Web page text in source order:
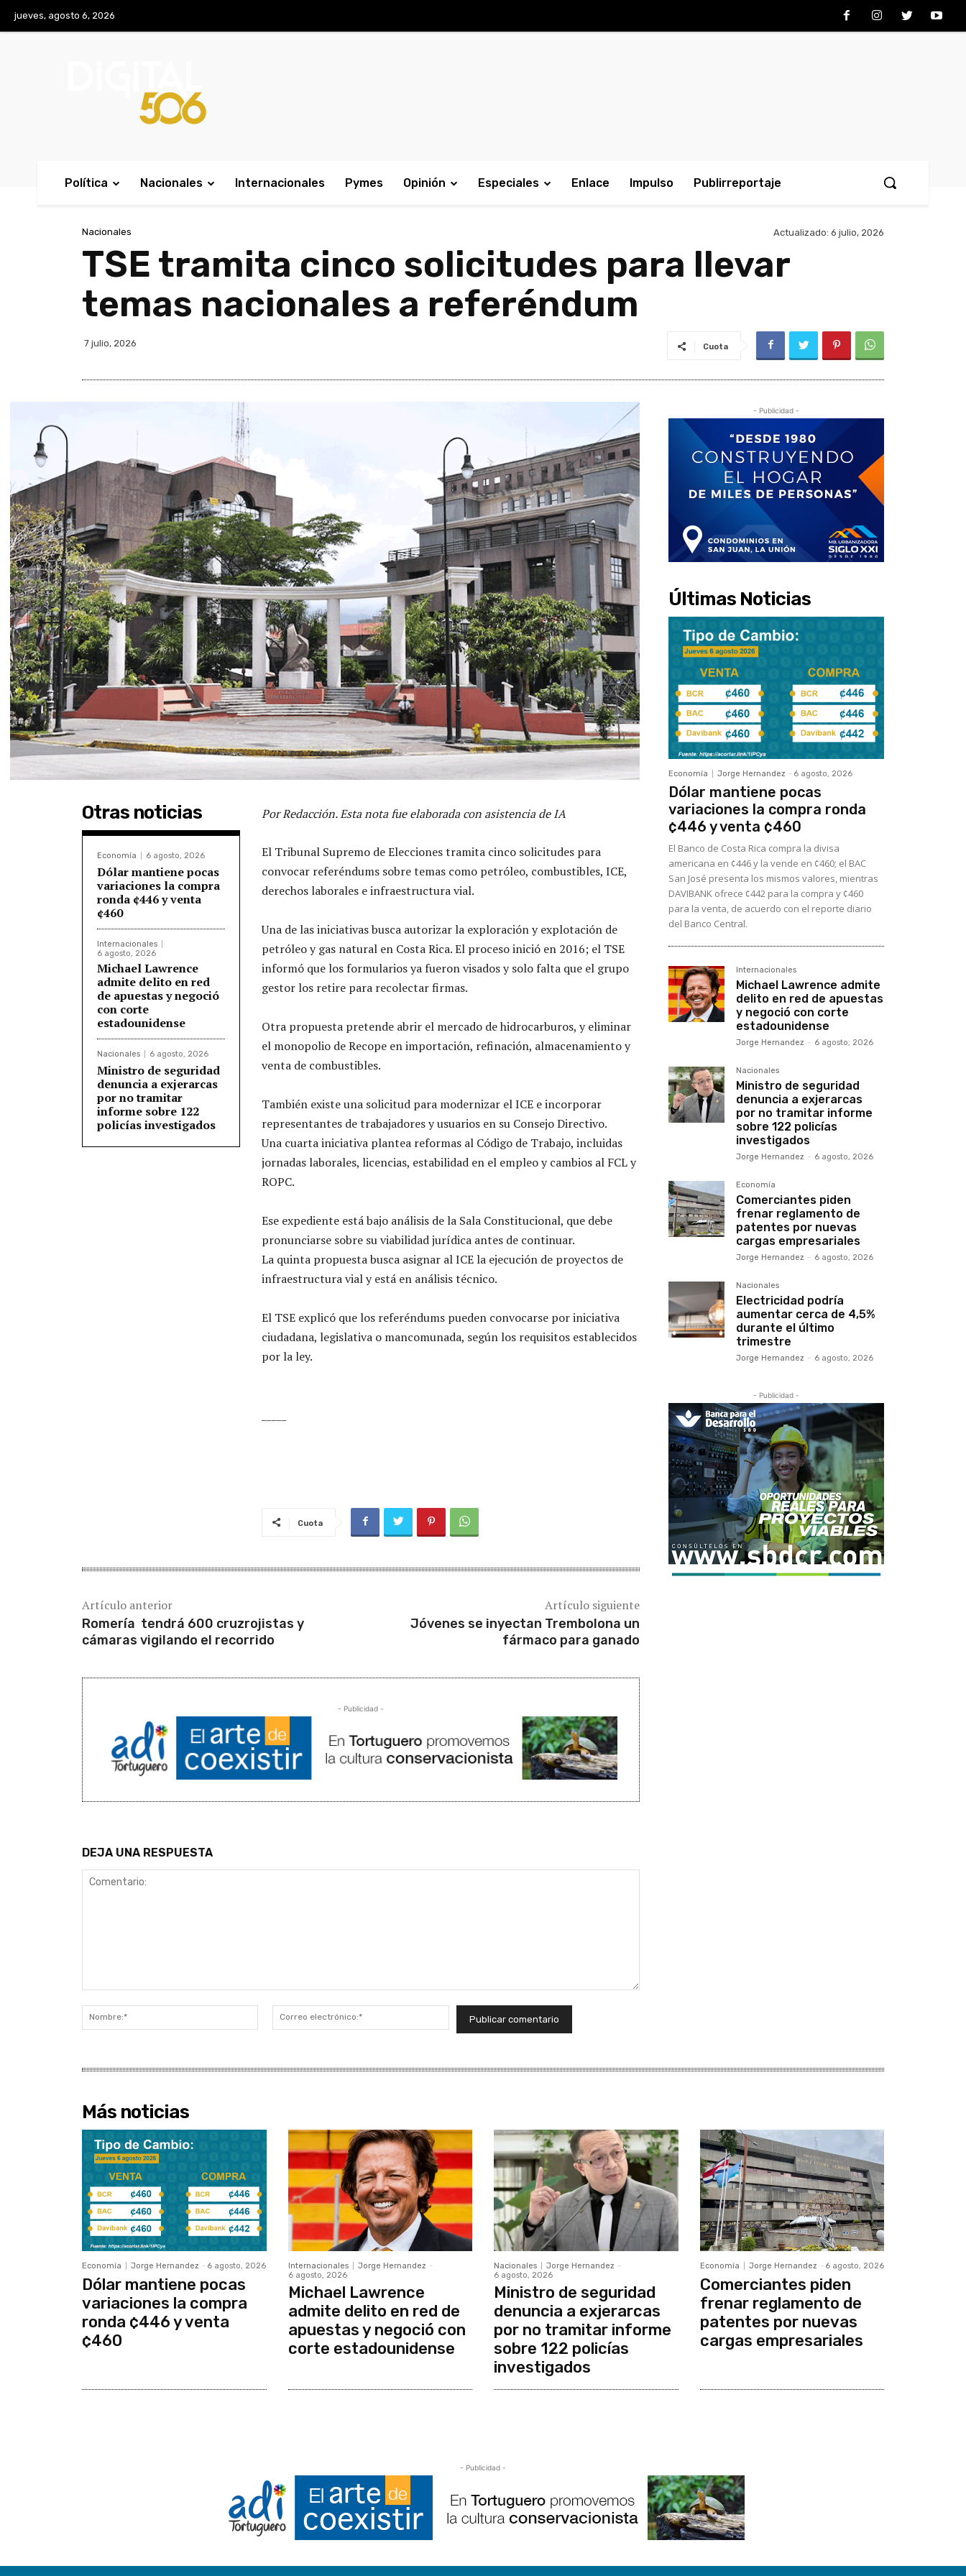
jueves, agosto 6, 2026
Política Nacionales Internacionales Pymes Opinión Especiales Enlace Impulso Publirreportaje
Nacionales Actualizado: 6 julio, 2026
TSE tramita cinco solicitudes para llevar
temas nacionales a referéndum
7 julio, 2026 Cuota
Otras noticias
Economía 6 agosto, 2026
Dólar mantiene pocas
variaciones la compra
ronda ¢446 y venta
¢460
Internacionales
6 agosto, 2026
Michael Lawrence
admite delito en red
de apuestas y negoció
con corte
estadounidense
Nacionales 6 agosto, 2026
Ministro de seguridad
denuncia a exjerarcas
por no tramitar
informe sobre 122
policías investigados
Por Redacción. Esta nota fue elaborada con asistencia de IA
El Tribunal Supremo de Elecciones tramita cinco solicitudes para
convocar referéndums sobre temas como petróleo, combustibles, ICE,
derechos laborales e infraestructura vial.
Una de las iniciativas busca autorizar la exploración y explotación de
petróleo y gas natural en Costa Rica. El proceso inició en 2016; el TSE
informó que los formularios ya fueron visados y solo falta que el grupo
gestor los retire para recolectar firmas.
Otra propuesta pretende abrir el mercado de hidrocarburos, y eliminar
el monopolio de Recope en importación, refinación, almacenamiento y
venta de combustibles.
También existe una solicitud para modernizar el ICE e incorporar
representantes de trabajadores y usuarios en su Consejo Directivo.
Una cuarta iniciativa plantea reformas al Código de Trabajo, incluidas
jornadas laborales, licencias, estabilidad en el empleo y cambios al FCL y
ROPC.
Ese expediente está bajo análisis de la Sala Constitucional, que debe
pronunciarse sobre su viabilidad jurídica antes de continuar.
La quinta propuesta busca asignar al ICE la ejecución de proyectos de
infraestructura vial y está en análisis técnico.
El TSE explicó que los referéndums pueden convocarse por iniciativa
ciudadana, legislativa o mancomunada, según los requisitos establecidos
por la ley.
Cuota
Artículo anterior
Romería tendrá 600 cruzrojistas y
cámaras vigilando el recorrido
Artículo siguiente
Jóvenes se inyectan Trembolona un
fármaco para ganado
- Publicidad -
DEJA UNA RESPUESTA
Nombre:*
electrónico:*
- Publicidad -
Últimas Noticias
Economía Jorge Hernandez - 6 agosto, 2026
Dólar mantiene pocas
variaciones la compra ronda
¢446 y venta ¢460
El Banco de Costa Rica compra la divisa
americana en ¢446 y la vende en ¢460; el BAC
San José presenta los mismos valores, mientras
DAVIBANK ofrece ¢442 para la compra y ¢460
para la venta, de acuerdo con el reporte diario
del Banco Central.
Internacionales
Michael Lawrence admite
delito en red de apuestas
y negoció con corte
estadounidense
Jorge Hernandez - 6 agosto, 2026
Nacionales
Ministro de seguridad
denuncia a exjerarcas
por no tramitar informe
sobre 122 policías
investigados
Jorge Hernandez - 6 agosto, 2026
Economía
Comerciantes piden
frenar reglamento de
patentes por nuevas
cargas empresariales
Jorge Hernandez - 6 agosto, 2026
Nacionales
Electricidad podría
aumentar cerca de 4,5%
durante el último
trimestre
Jorge Hernandez - 6 agosto, 2026
- Publicidad -
Más noticias
Economía Jorge Hernandez - 6 agosto, 2026
Dólar mantiene pocas
variaciones la compra
ronda ¢446 y venta
¢460
Internacionales Jorge Hernandez -
6 agosto, 2026
Michael Lawrence
admite delito en red de
apuestas y negoció con
corte estadounidense
Nacionales Jorge Hernandez -
6 agosto, 2026
Ministro de seguridad
denuncia a exjerarcas
por no tramitar informe
sobre 122 policías
investigados
Economía Jorge Hernandez - 6 agosto, 2026
Comerciantes piden
frenar reglamento de
patentes por nuevas
cargas empresariales
- Publicidad -